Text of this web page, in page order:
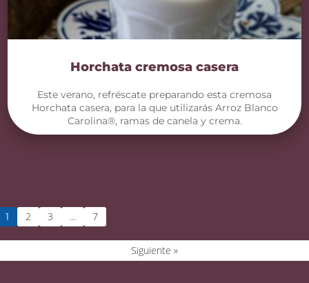
Horchata cremosa casera
Este verano, refréscate preparando esta cremosa
Horchata casera, para la que utilizarás Arroz Blanco
Carolina®, ramas de canela y crema.
1 2 3 … 7
Siguiente »